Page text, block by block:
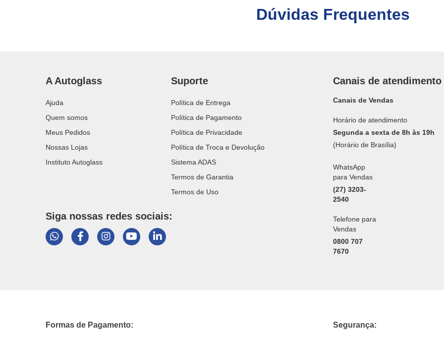
Dúvidas Frequentes
Canais de atendimento
WhatsApp
para Vendas
(27) 3203-
2540
Telefone para
Vendas
0800 707
7670
Canais de Vendas
Horário de atendimento
Segunda a sexta de 8h às 19h
(Horário de Brasília)
A Autoglass
Ajuda
Quem somos
Meus Pedidos
Nossas Lojas
Instituto Autoglass
Siga nossas redes sociais:
Suporte
Política de Entrega
Política de Pagamento
Política de Privacidade
Política de Troca e Devolução
Sistema ADAS
Termos de Garantia
Termos de Uso
Formas de Pagamento: Segurança: